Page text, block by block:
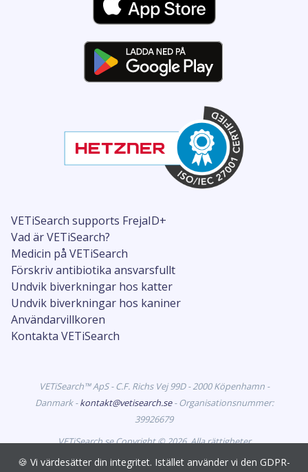
VETiSearch supports FrejaID+
Vad är VETiSearch?
Medicin på VETiSearch
Förskriv antibiotika ansvarsfullt
Undvik biverkningar hos katter
Undvik biverkningar hos kaniner
Användarvillkoren
Kontakta VETiSearch
VETiSearch™ ApS - C.F. Richs Vej 99D - 2000 Köpenhamn -
Danmark -kontakt@vetisearch.se- Organisationsnummer:
39926679
VETiSearch.se Copyright © 2026. Alla rättigheter
förbehållna. VETiSearch innehåller information om
🍪 Vi värdesätter din integritet. Istället använder vi den GDPR-